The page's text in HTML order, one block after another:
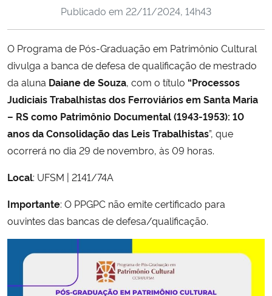
Ministério da Cidadania
Ministério de Minas e Energia
Ministério da Ciência, Tecnologia, Inovações e Comunicações
Ministério do Meio Ambiente
Ministério do Turismo
Ministério do Desenvolvimento Regional
Ministério da Mulher, da Família e dos Direitos Humanos
Publicado em 22/11/2024, 14h43
O Programa de Pós-Graduação em Patrimônio Cultural
divulga a banca de defesa de qualificação de mestrado
da aluna Daiane de Souza, com o título “Processos
Judiciais Trabalhistas dos Ferroviários em Santa Maria
– RS como Patrimônio Documental (1943-1953): 10
anos da Consolidação das Leis Trabalhistas”, que
ocorrerá no dia 29 de novembro, às 09 horas.
Local: UFSM | 2141/74A
Importante: O PPGPC não emite certificado para
ouvintes das bancas de defesa/qualificação.